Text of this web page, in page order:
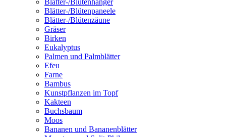
Blätter-/Blütenpaneele
Blätter-/Blütenzäune
Gräser
Birken
Eukalyptus
Palmen und Palmblätter
Efeu
Farne
Bambus
Kunstpflanzen im Topf
Kakteen
Buchsbaum
Moos
Bananen und Bananenblätter